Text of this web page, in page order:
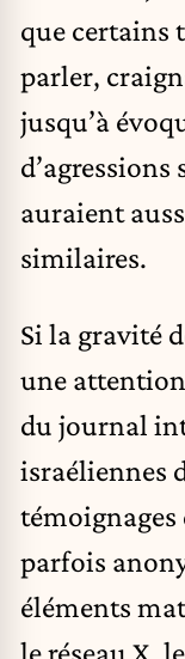
que certains
parler,
jusqu’à
auraient
similaires.
Si la gravité
une
du journal
israéliennes
parfois
éléments
le réseau X,